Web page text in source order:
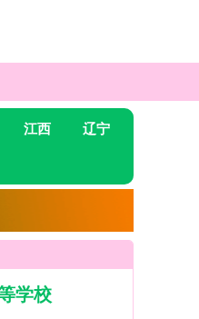
江西 辽宁
学校